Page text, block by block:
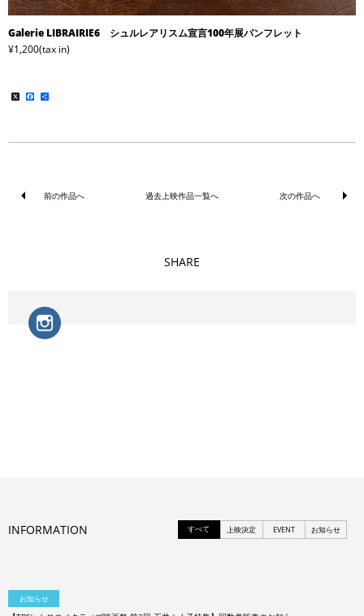
Galerie LIBRAIRIE6 シュルレアリスム宣言100年展パンフレット
¥1,200(tax in)
X Facebook
前の作品へ 過去上映作品一覧へ 次の作品へ
SHARE
INFORMATION すべて 上映決定 EVENT お知らせ
お知らせ